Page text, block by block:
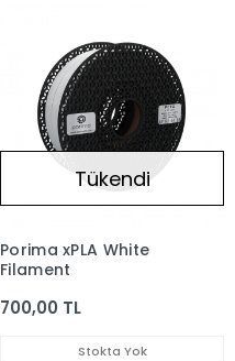
Tükendi
Porima xPLA White
Filament
700,00 TL
Stokta Yok